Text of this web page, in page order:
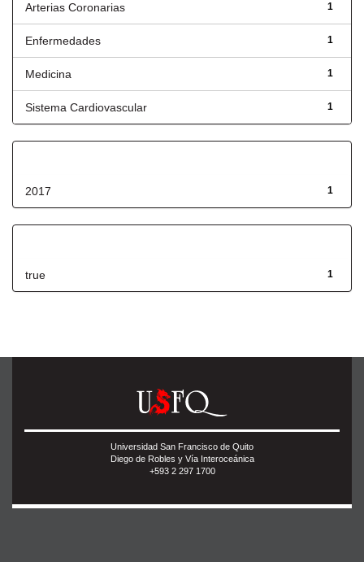
1
Arterias Coronarias
1
Enfermedades
1
Medicina
1
Sistema Cardiovascular
1
2017
1
true
Universidad San Francisco de Quito
Diego de Robles y Vía Interoceánica
+593 2 297 1700